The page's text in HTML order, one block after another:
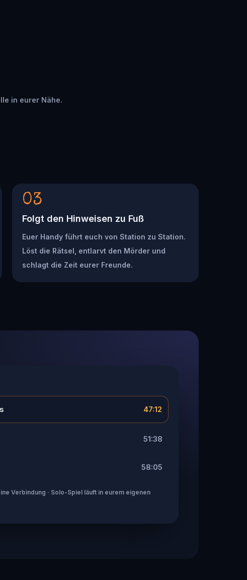
in eurer Nähe.
03
Folgt den Hinweisen zu Fuß
Euer Handy führt euch von Station zu Station.
Löst die Rätsel, entlarvt den Mörder und
schlagt die Zeit eurer Freunde.
47:12
51:38
58:05
Verbindung · Solo-Spiel läuft in eurem eigenen